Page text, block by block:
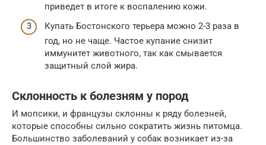
приведет в итоге к воспалению кожи.
Купать Бостонского терьера можно 2-3 раза в
год, но не чаще. Частое купание снизит
иммунитет животного, так как смывается
защитный слой жира.
Склонность к болезням у пород
И мопсики, и французы склонны к ряду болезней,
которые способны сильно сократить жизнь питомца.
Большинство заболеваний у собак возникает из-за